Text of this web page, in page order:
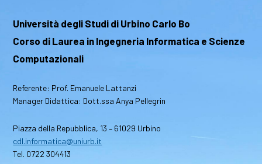
Università degli Studi di Urbino Carlo Bo
Corso di Laurea in Ingegneria Informatica e Scienze
Computazionali
Referente: Prof. Emanuele Lattanzi
Manager Didattica: Dott.ssa Anya Pellegrin
Piazza della Repubblica, 13 – 61029 Urbino
cdl.informatica@uniurb.it
Tel. 0722 304413